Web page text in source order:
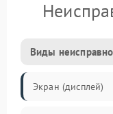
Виды
Экран (дисплей)